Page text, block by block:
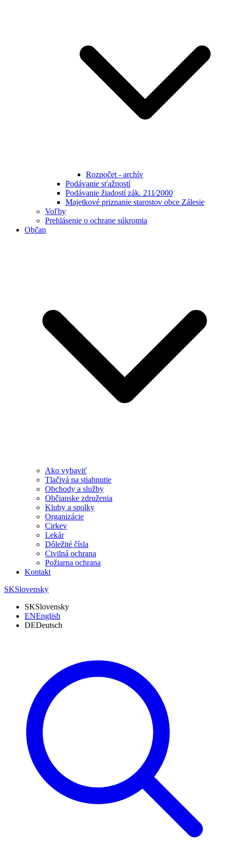
Rozpočet - archív
Podávanie sťažností
Podávanie žiadostí zák. 211⁄2000
Majetkové priznanie starostov obce Zálesie
Voľby
Prehlásenie o ochrane súkromia
Občan
Ako vybaviť
Tlačivá na stiahnutie
Obchody a služby
Občianske združenia
Kluby a spolky
Organizácie
Cirkev
Lekár
Dôležité čísla
Civilná ochrana
Požiarna ochrana
Kontakt
SKSlovensky
SKSlovensky
ENEnglish
DEDeutsch